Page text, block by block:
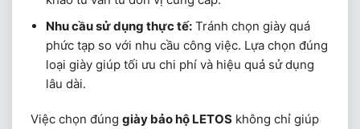
Nhu cầu sử dụng thực tế: Tránh chọn giày quá
phức tạp so với nhu cầu công việc. Lựa chọn đúng
loại giày giúp tối ưu chi phí và hiệu quả sử dụng
lâu dài.
Việc chọn đúng giày bảo hộ LETOSkhông chỉ giúp